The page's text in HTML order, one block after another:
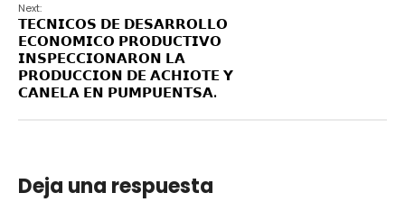
Next:
𝗧𝗘𝗖𝗡𝗜𝗖𝗢𝗦 𝗗𝗘 𝗗𝗘𝗦𝗔𝗥𝗥𝗢𝗟𝗟𝗢
𝗘𝗖𝗢𝗡𝗢𝗠𝗜𝗖𝗢 𝗣𝗥𝗢𝗗𝗨𝗖𝗧𝗜𝗩𝗢
𝗜𝗡𝗦𝗣𝗘𝗖𝗖𝗜𝗢𝗡𝗔𝗥𝗢𝗡 𝗟𝗔
𝗣𝗥𝗢𝗗𝗨𝗖𝗖𝗜𝗢𝗡 𝗗𝗘 𝗔𝗖𝗛𝗜𝗢𝗧𝗘 𝗬
𝗖𝗔𝗡𝗘𝗟𝗔 𝗘𝗡 𝗣𝗨𝗠𝗣𝗨𝗘𝗡𝗧𝗦𝗔.
Deja una respuesta